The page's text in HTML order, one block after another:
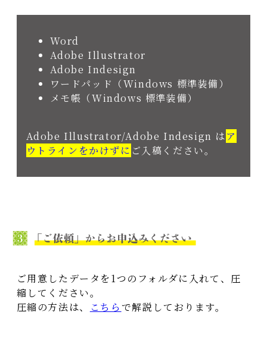
Word
Adobe Illustrator
Adobe Indesign
ワードパッド（Windows 標準装備）
メモ帳（Windows 標準装備）
Adobe Illustrator/Adobe Indesign はア
ウトラインをかけずに ご入稿ください。
ご用意したデータを1つのフォルダに入れて、圧
縮してください。
圧縮の方法は、
こちら で解説しております。